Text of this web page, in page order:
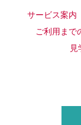
サービス案内
ご利用まで
見